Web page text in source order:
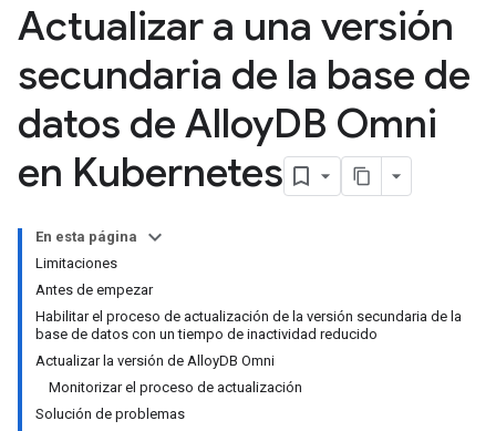
Actualizar a una versión
secundaria de la base de
datos de AlloyDB Omni
en Kubernetes
En esta página
Limitaciones
Antes de empezar
Habilitar el proceso de actualización de la versión secundaria de la
base de datos con un tiempo de inactividad reducido
Actualizar la versión de AlloyDB Omni
Monitorizar el proceso de actualización
Solución de problemas